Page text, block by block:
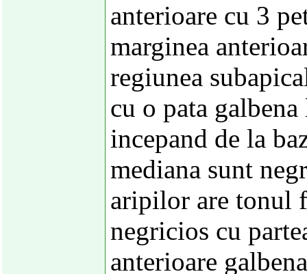
anterioare cu 3
marginea
regiunea
cu o pata
incepand de la
mediana sunt
aripilor are tonul
negricios cu
anterioare